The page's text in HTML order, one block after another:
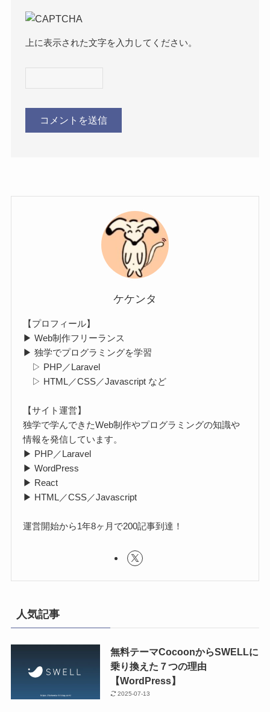
上に表示された文字を入力してください。
ケケンタ
【プロフィール】
▶ Web制作フリーランス
▶ 独学でプログラミングを学習
▷ PHP／Laravel
▷ HTML／CSS／Javascript など
【サイト運営】
独学で学んできたWeb制作やプログラミングの知識や
情報を発信しています。
▶ PHP／Laravel
▶ WordPress
▶ React
▶ HTML／CSS／Javascript
運営開始から1年8ヶ月で200記事到達！
人気記事
無料テーマCocoonからSWELLに
乗り換えた７つの理由
【WordPress】
2025-07-13